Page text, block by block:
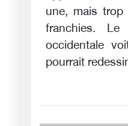
une, mais trop
franchies. Le
occidentale
pourrait